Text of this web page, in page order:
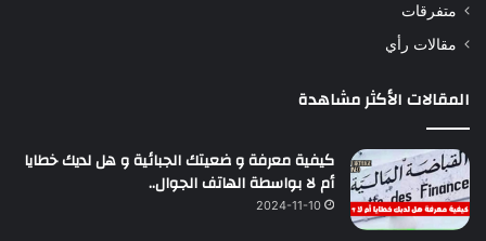
متفرقات
مقالات رأي
المقالات الأكثر مشاهدة
كيفية معرفة و ضعيتك الجبائية و هل لديك خطايا
أم لا بواسطة الهاتف الجوال..
2024-11-10